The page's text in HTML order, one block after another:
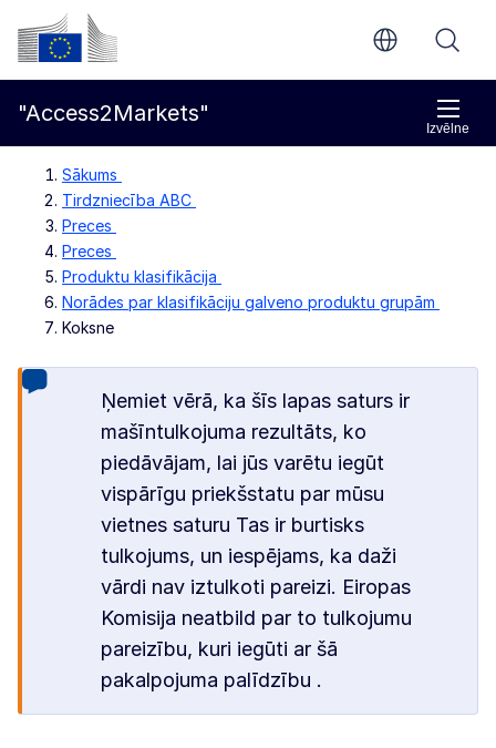
Pāriet uz galveno saturu
Eiropas Komisija
Izvēlne
"Access2Markets"
Sākums
Tirdzniecība ABC
Preces
Preces
Produktu klasifikācija
Norādes par klasifikāciju galveno produktu grupām
Koksne
Ņemiet vērā, ka šīs lapas saturs ir
mašīntulkojuma rezultāts, ko
piedāvājam, lai jūs varētu iegūt
vispārīgu priekšstatu par mūsu
vietnes saturu Tas ir burtisks
tulkojums, un iespējams, ka daži
vārdi nav iztulkoti pareizi. Eiropas
Komisija neatbild par to tulkojumu
pareizību, kuri iegūti ar šā
pakalpojuma palīdzību .